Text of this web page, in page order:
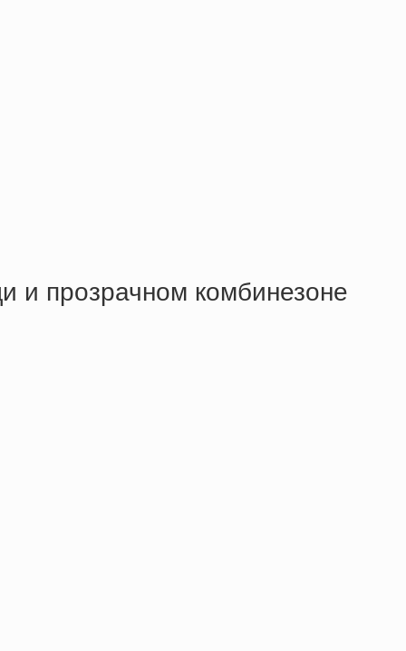
и прозрачном комбинезоне